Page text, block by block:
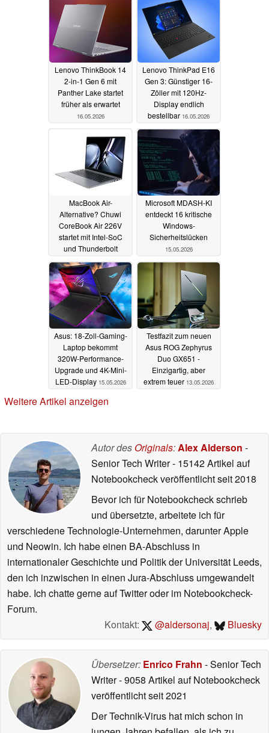
Lenovo ThinkBook 14
2-in-1 Gen 6 mit
Panther Lake startet
früher als erwartet
16.05.2026
Lenovo ThinkPad E16
Gen 3: Günstiger 16-
Zöller mit 120Hz-
Display endlich
bestellbar 16.05.2026
MacBook Air-
Alternative? Chuwi
CoreBook Air 226V
startet mit Intel-SoC
und Thunderbolt
16.05.2026
Microsoft MDASH-KI
entdeckt 16 kritische
Windows-
Sicherheitslücken
15.05.2026
Asus: 18-Zoll-Gaming-
Laptop bekommt
320W-Performance-
Upgrade und 4K-Mini-
LED-Display 15.05.2026
Testfazit zum neuen
Asus ROG Zephyrus
Duo GX651 -
Einzigartig, aber
extrem teuer 13.05.2026
Weitere Artikel anzeigen
Autor des Originals:Alex Alderson -
Senior Tech Writer- 15142 Artikel auf
Notebookcheck veröffentlichtseit 2018
Bevor ich für Notebookcheck schrieb
und übersetzte, arbeitete ich für
verschiedene Technologie-Unternehmen, darunter Apple
und Neowin. Ich habe einen BA-Abschluss in
internationaler Geschichte und Politik der Universität Leeds,
den ich inzwischen in einen Jura-Abschluss umgewandelt
habe. Ich chatte gerne auf Twitter oder im Notebookcheck-
Forum.
Kontakt:
@aldersonaj, Bluesky
Übersetzer: Enrico Frahn - Senior Tech
Writer- 9058 Artikel auf Notebookcheck
veröffentlichtseit 2021
Der Technik-Virus hat mich schon in